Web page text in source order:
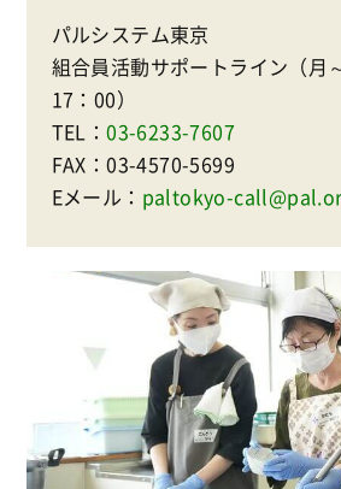
パルシステム東京
組合員活動サポートライン（月
17：00）
TEL：03-6233-7607
FAX：03-4570-5699
Eメール： paltokyo-